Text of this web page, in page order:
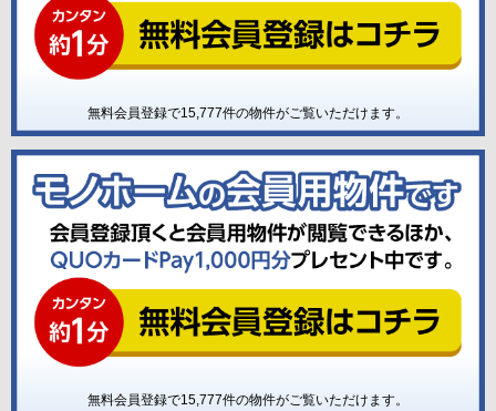
無料会員登録で15,777件の物件がご覧いただけます。
無料会員登録で15,777件の物件がご覧いただけます。